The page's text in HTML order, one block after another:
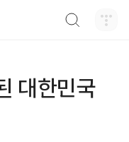
대한민국